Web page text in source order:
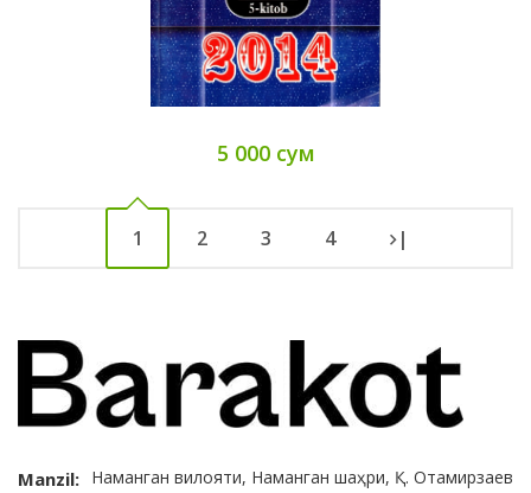
5 000 сум
1 2 3 4 |
Manzil: Наманган вилояти, Наманган шаҳри, Қ. Отамирзаев